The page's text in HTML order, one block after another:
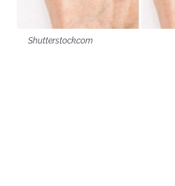
Shutterstock.com